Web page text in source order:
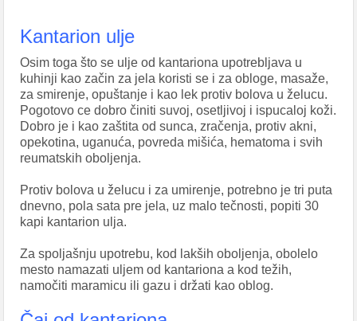
Kantarion ulje
Osim toga što se ulje od kantariona upotrebljava u
kuhinji kao začin za jela koristi se i za obloge, masaže,
za smirenje, opuštanje i kao lek protiv bolova u želucu.
Pogotovo ce dobro činiti suvoj, osetljivoj i ispucaloj koži.
Dobro je i kao zaštita od sunca, zračenja, protiv akni,
opekotina, uganuća, povreda mišića, hematoma i svih
reumatskih oboljenja.
Protiv bolova u želucu i za umirenje, potrebno je tri puta
dnevno, pola sata pre jela, uz malo tečnosti, popiti 30
kapi kantarion ulja.
Za spoljašnju upotrebu, kod lakših oboljenja, obolelo
mesto namazati uljem od kantariona a kod težih,
namočiti maramicu ili gazu i držati kao oblog.